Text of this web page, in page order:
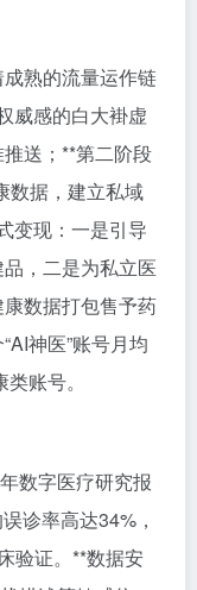
熟的流量运作链
威感的白大褂虚
送；**第二阶段
数据，建立私域
变现：一是引导
，二是为私立医
数据打包售予药
神医”账号月均
账号。
数字医疗研究报
诊率高达34%，
验证。**数据安